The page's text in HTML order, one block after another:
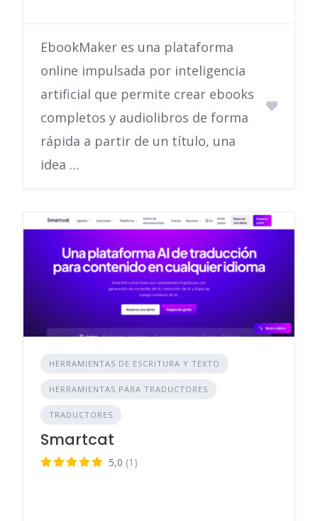
EbookMaker es una plataforma
online impulsada por inteligencia
artificial que permite crear ebooks
completos y audiolibros de forma
rápida a partir de un título, una
idea …
HERRAMIENTAS DE ESCRITURA Y TEXTO
HERRAMIENTAS PARA TRADUCTORES
TRADUCTORES
Smartcat
5,0 (1)